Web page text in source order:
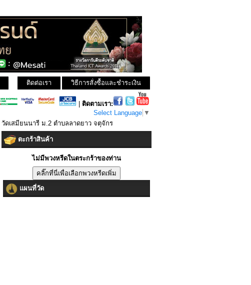
วิธีการสั่งซื้อและชำระเงิน
ติดต่อเรา
ติดตามเรา:
Select Language ▼
วัดเสมียนนารี ม.2 ตำบลลาดยาว จตุจักร
ตะกร้าสินค้า
ไม่มีพวงหรีดในตระกร้าของท่าน
แผนที่วัด